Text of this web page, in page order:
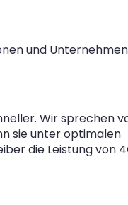
und
Wir sprechen
sie unter optimalen
die Leistung von